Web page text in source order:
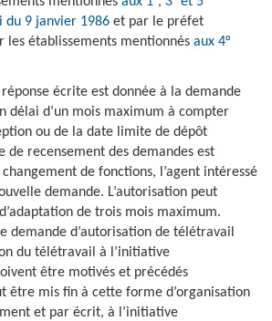
du 9 janvier 1986 et par le préfet
les établissements mentionnés aux 4°
écrite est donnée à la demande
délai d’un mois maximum à compter
ou de la date limite de dépôt
de recensement des demandes est
de fonctions, l’agent intéressé
demande. L’autorisation peut
de trois mois maximum.
demande d’autorisation de télétravail
du télétravail à l’initiative
être motivés et précédés
être mis fin à cette forme d’organisation
et par écrit, à l’initiative